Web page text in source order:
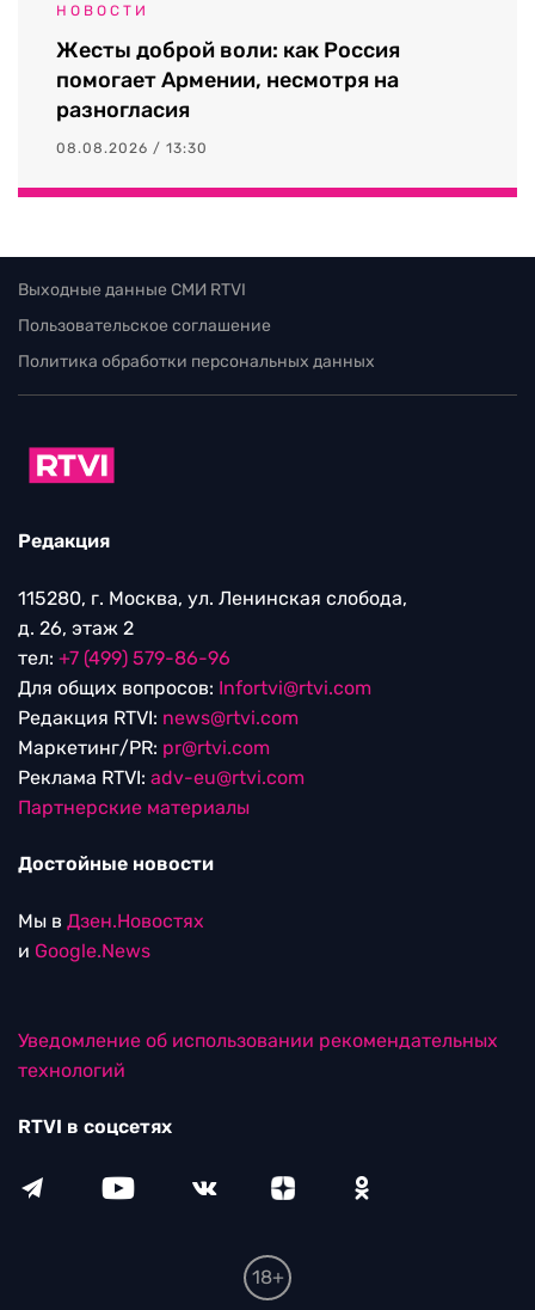
НОВОСТИ
Жесты доброй воли: как Россия
помогает Армении, несмотря на
разногласия
08.08.2026 / 13:30
Выходные данные СМИ RTVI
Пользовательское соглашение
Политика обработки персональных данных
Редакция
115280, г. Москва, ул. Ленинская слобода,
д. 26, этаж 2
тел: +7 (499) 579-86-96
Для общих вопросов: Infortvi@rtvi.com
Редакция RTVI: news@rtvi.com
Маркетинг/PR: pr@rtvi.com
Реклама RTVI: adv-eu@rtvi.com
Партнерские материалы
Достойные новости
Мы в Дзен.Новостях
и Google.News
Уведомление об использовании рекомендательных
технологий
RTVI в соцсетях
18+